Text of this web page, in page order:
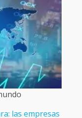
las empresas